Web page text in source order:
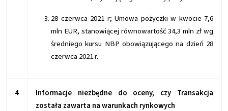
28 czerwca 2021 r; Umowa pożyczki w kwocie 7,6
mln EUR, stanowiącej równowartość 34,3 mln zł wg
średniego kursu NBP obowiązującego na dzień 28
czerwca 2021 r.
4
Informacje niezbędne do oceny, czy Transakcja
została zawarta na warunkach rynkowych